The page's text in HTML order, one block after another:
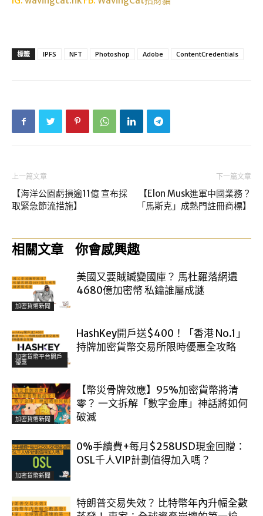
標籤 IPFS NFT Photoshop Adobe ContentCredentials
上一篇文章
【海洋公園虧損逾11億 宣布採
取緊急節流措施】
下一篇文章
【Elon Musk進軍中國業務？
「馬斯克」成熱門註冊商標】
相關文章 你會感興趣
加密貨幣新聞
美國又要賊贓變國庫？ 馬杜羅落網遺
4680億加密幣 私鑰誰屬成謎
加密貨幣平台開戶
優惠
HashKey開戶送$400！「香港 No.1」
持牌加密貨幣交易所限時優惠全攻略
加密貨幣新聞
【幣災骨牌效應】95%加密貨幣將清
零？ 一文拆解「數字金庫」神話將如何
破滅
加密貨幣新聞
0%手續費+每月$258USD現金回贈：
OSL千人VIP計劃值得加入嗎？
特朗普交易失效？ 比特幣年內升幅全數